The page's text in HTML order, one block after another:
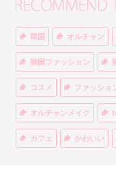
韓国 オルチャン
韓国ファッション
コスメ ファッショ
オルチャンメイク
カフェ かわいい